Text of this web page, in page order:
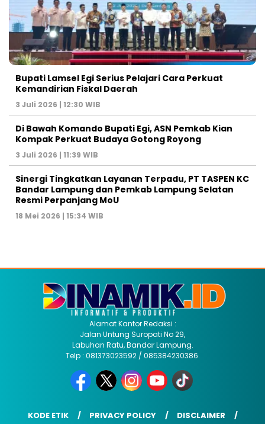
Bupati Lamsel Egi Serius Pelajari Cara Perkuat
Kemandirian Fiskal Daerah
3 Juli 2026 | 12:30 WIB
Di Bawah Komando Bupati Egi, ASN Pemkab Kian
Kompak Perkuat Budaya Gotong Royong
3 Juli 2026 | 11:39 WIB
Sinergi Tingkatkan Layanan Terpadu, PT TASPEN KC
Bandar Lampung dan Pemkab Lampung Selatan
Resmi Perpanjang MoU
18 Mei 2026 | 15:34 WIB
Alamat Kantor Redaksi :
Jalan Untung Suropati No 29,
Labuhan Ratu, Bandar Lampung.
Telp : 081373023592 / 085384230386.
KODE ETIK PRIVACY POLICY DISCLAIMER